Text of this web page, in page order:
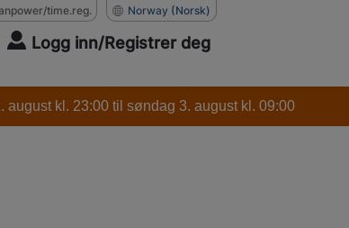
time.reg. Norway (Norsk)
Logg inn/Registrer deg
kl. 23:00 til søndag 3. august kl. 09:00